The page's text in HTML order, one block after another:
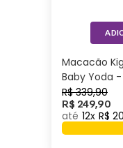
Macacão
Baby Yoda
Mandalorian
R$ 339,90
R$ 249,90
12 R$ 20